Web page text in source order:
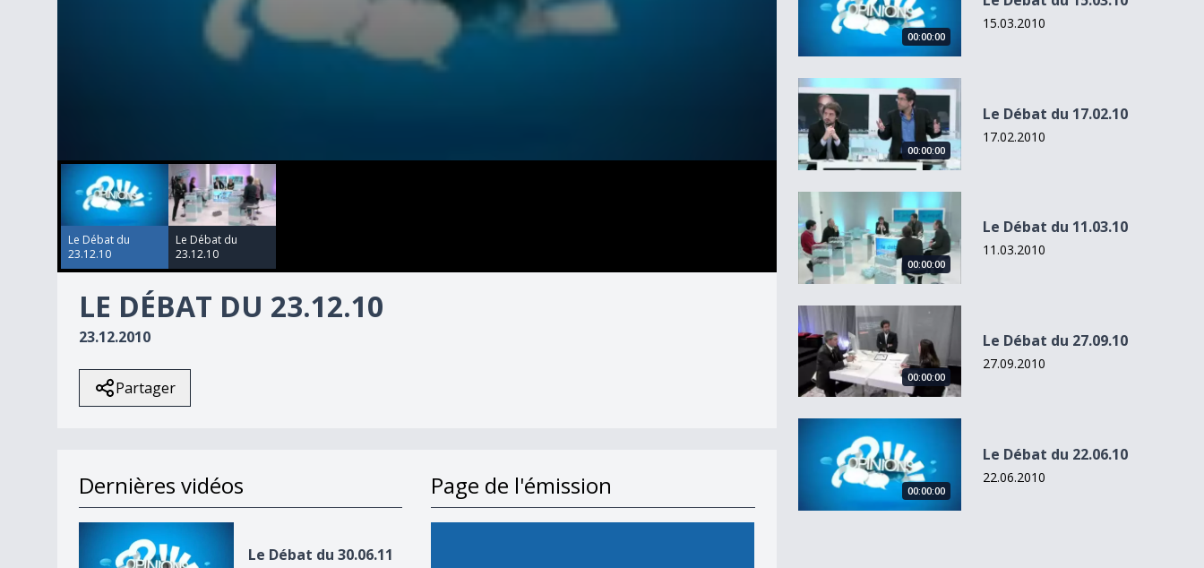
0
seconds
minutes,
11
secondsVolume
90%
Le Débat du
23.12.10
Le Débat du
23.12.10
LE DÉBAT DU 23.12.10
23.12.2010
Partager
Dernières vidéos
Le Débat du 30.06.11
Le Débat du 30.06.11
Page de l'émission
00:00:00
15.03.2010
Le Débat du 17.02.10
00:00:00
Le Débat du 17.02.10
17.02.2010
Le Débat du 11.03.10
00:00:00
Le Débat du 11.03.10
11.03.2010
Le Débat du 27.09.10
00:00:00
Le Débat du 27.09.10
27.09.2010
00:00:00
Le Débat du 22.06.10
22.06.2010